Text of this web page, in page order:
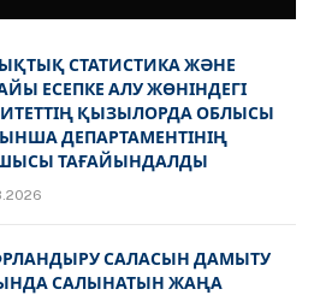
СТАТИСТИКА ЖӘНЕ
ЕСЕПКЕ АЛУ ЖӨНІНДЕГІ
ҚЫЗЫЛОРДА ОБЛЫСЫ
ДЕПАРТАМЕНТІНІҢ
ТАҒАЙЫНДАЛДЫ
САЛАСЫН ДАМЫТУ
САЛЫНАТЫН ЖАҢА